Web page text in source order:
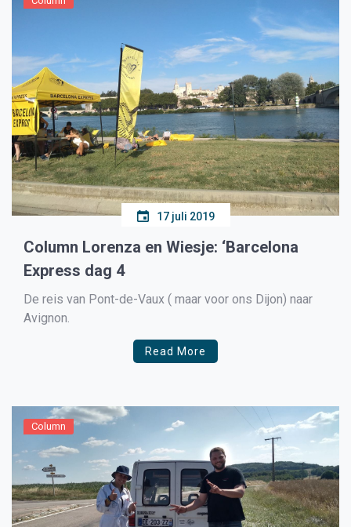
17 juli 2019
Column Lorenza en Wiesje: ‘Barcelona
Express dag 4
De reis van Pont-de-Vaux ( maar voor ons Dijon) naar
Avignon.
Read More
Column